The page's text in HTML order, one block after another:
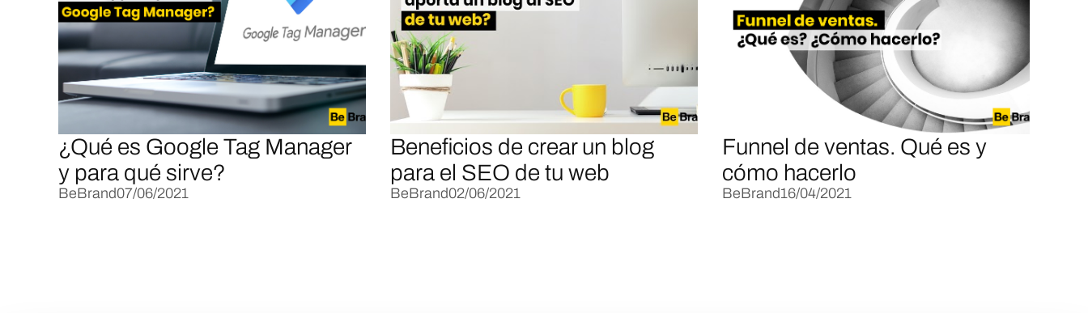
¿Qué es Google Tag Manager
y para qué sirve?
BeBrand07/06/2021
Beneficios de crear un blog
para el SEO de tu web
BeBrand02/06/2021
Funnel de ventas. Qué es y
cómo hacerlo
BeBrand16/04/2021